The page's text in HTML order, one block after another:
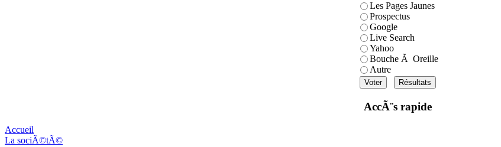
Les Pages Jaunes
Prospectus
Google
Live Search
Yahoo
Bouche Ã Oreille
Autre
AccÃ¨s rapide
Accueil
La sociÃ©tÃ©